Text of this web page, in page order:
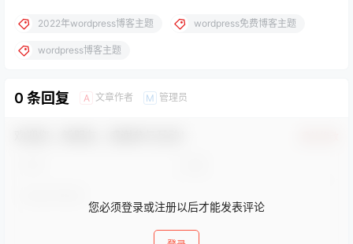
2022年wordpress博客主题 wordpress免费博客主题
wordpress博客主题
0 条回复 A 文章作者 M 管理员
您必须登录或注册以后才能发表评论